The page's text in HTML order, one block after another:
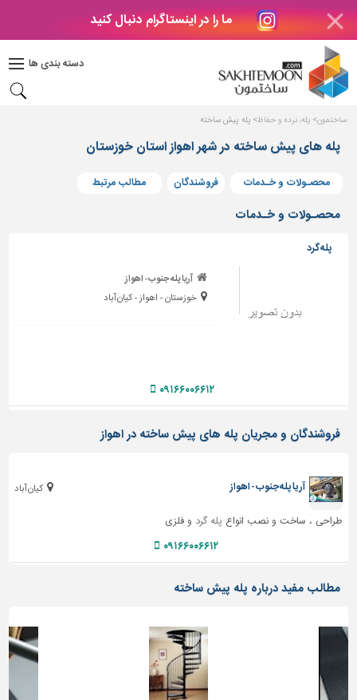
ما را در اینستاگرام دنبال کنید
دسته بندی ها
دکوراسیون
بتن
های
بتنی
و
پنجره
و
سرویس
ابزار،یراق
ماشین
محوطه
ساختمون پله، نرده و حفاظ پله پیش ساخته
پله های پیش ساخته در شهر اهواز استان خوزستان
محصـولات و خـدمات فروشندگان مطالب مرتبط
محصـولات و خـدمات
پله گرد
آریا پله جنوب- اهواز
خوزستان - اهواز - کیان آباد
۰۹۱۶۶۰۰۶۶۱۲
فروشندگان و مجریان پله های پیش ساخته در اهواز
کیان آباد آریا پله جنوب- اهواز
طراحی ، ساخت و نصب انواع پله گرد و فلزی
۰۹۱۶۶۰۰۶۶۱۲
مطالب مفید درباره پله پیش ساخته